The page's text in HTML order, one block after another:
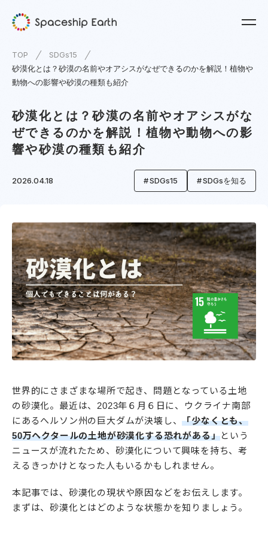
TOP
SDGs15
砂漠化とは？砂漠の名前やオアシスがなぜできるのかを解説！植物や
動物への影響や砂漠の種類も紹介
砂漠化とは？砂漠の名前やオアシスがな
ぜできるのかを解説！植物や動物への影
響や砂漠の種類も紹介
2026.04.18 SDGs15 SDGsを知る
世界的にさまざまな場所で起き、問題となっている土地
の砂漠化。最近は、2023年６月６日に、ウクライナ南部
にあるへルソン州の巨大ダムが決壊し、「少なくとも、
50万ヘクタールの土地が砂漠化する恐れがある」という
ニュースが流れたため、砂漠化について興味を持ち、考
えるきっかけとなった人もいるかもしれません。
本記事では、砂漠化の現状や原因などをお伝えします。
まずは、砂漠化とはどのような状態かを知りましょう。